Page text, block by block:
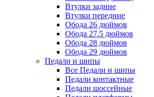
Втулки задние
Втулки передние
Обода 26 дюймов
Обода 27.5 дюймов
Обода 28 дюймов
Обода 29 дюймов
Педали и шипы
Все Педали и шипы
Педали контактные
Педали шоссейные